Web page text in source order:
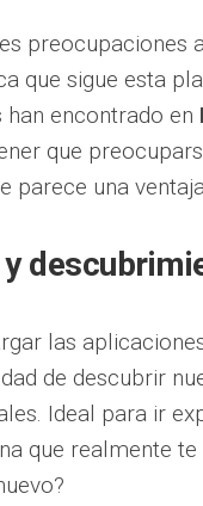
preocupaciones
que sigue esta
encontrado en
que
parece una
las
de descubrir
Ideal para ir
que realmente